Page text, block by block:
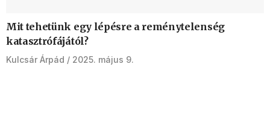
Mit tehetünk egy lépésre a reménytelenség
katasztrófájától?
Kulcsár Árpád 2025. május 9.